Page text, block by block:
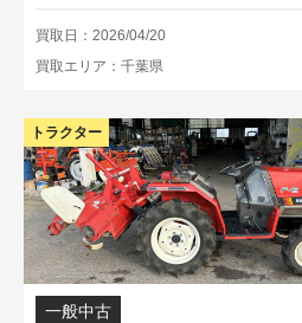
買取日：2026/04/20
買取エリア：千葉県
トラクター
一般中古